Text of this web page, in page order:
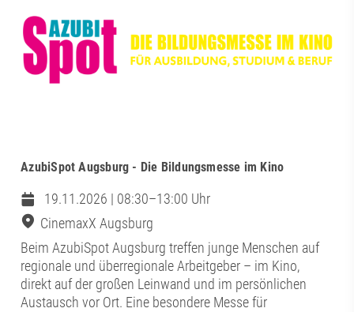
AzubiSpot Augsburg - Die Bildungsmesse im Kino
19.11.2026 | 08:30–13:00 Uhr
CinemaxX Augsburg
Beim AzubiSpot Augsburg treffen junge Menschen auf
regionale und überregionale Arbeitgeber – im Kino,
direkt auf der großen Leinwand und im persönlichen
Austausch vor Ort. Eine besondere Messe für